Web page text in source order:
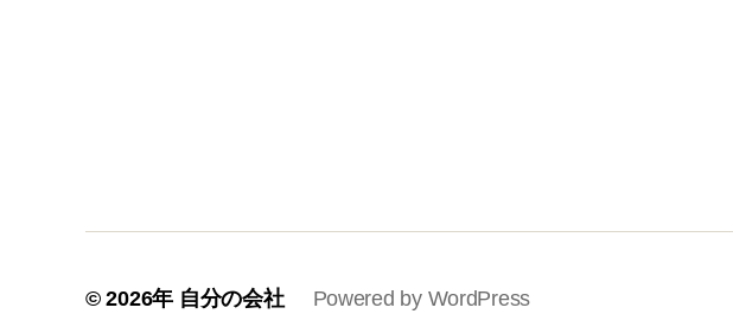
© 2026年 自分の会社 Powered by WordPress